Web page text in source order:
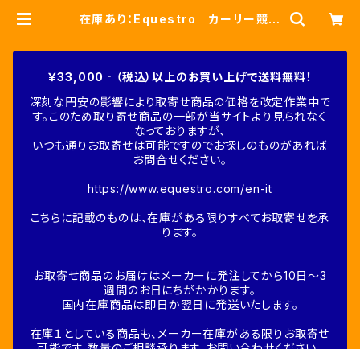
在庫あり：Equestro カーリー競技
￥33,000‐（税込）以上のお買い上げで送料無料！
深刻な円安の影響により取寄せ商品の価格を改定作業中で
す。このため取り寄せ商品の一部が当サイトより見られなく
なっておりますが、
いつも通りお取寄せは可能ですのでお探しのものがあれば
お問合せください。
https://www.equestro.com/en-it
こちらに記載のものは、在庫がある限りすべてお取寄せを承
ります。
お取寄せ商品のお届けはメーカーに発注してから10日～3
週間のお日にちがかかります。
国内在庫商品は即日か翌日に発送いたします。
在庫１としている商品も、メーカー在庫がある限りお取寄せ